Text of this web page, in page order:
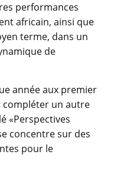
performances
africain, ainsi que
terme, dans un
de
année aux premier
un autre
«Perspectives
concentre sur des
pour le